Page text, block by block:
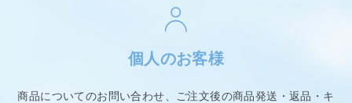
個人のお客様
商品についてのお問い合わせ、ご注文後の商品発送・返品・キ